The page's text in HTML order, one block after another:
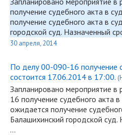
получение судебного акта в
получение судебного акта в
городской суд. Назначенный
30 апреля, 2014
По делу 00-090-16 получение
состоится 17.06.2014 в 17:00.
Запланировано мероприятие в
16 получение судебного акта
ожидается получение
Балашихинский городской суд.
…